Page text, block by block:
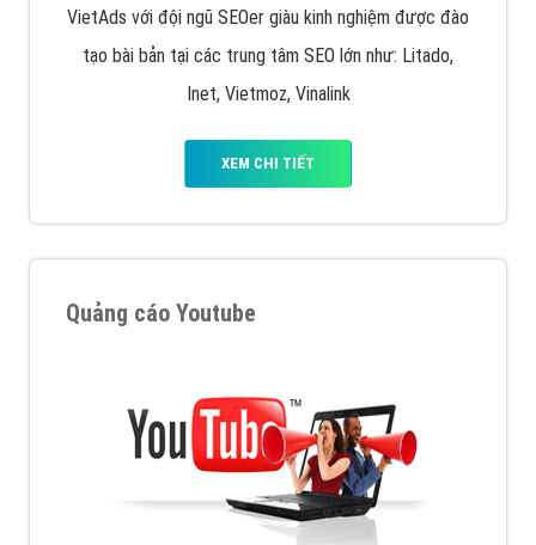
VietAds với đội ngũ SEOer giàu kinh nghiệm được đào
tạo bài bản tại các trung tâm SEO lớn như: Litado,
Inet, Vietmoz, Vinalink
XEM CHI TIẾT
Quảng cáo Youtube